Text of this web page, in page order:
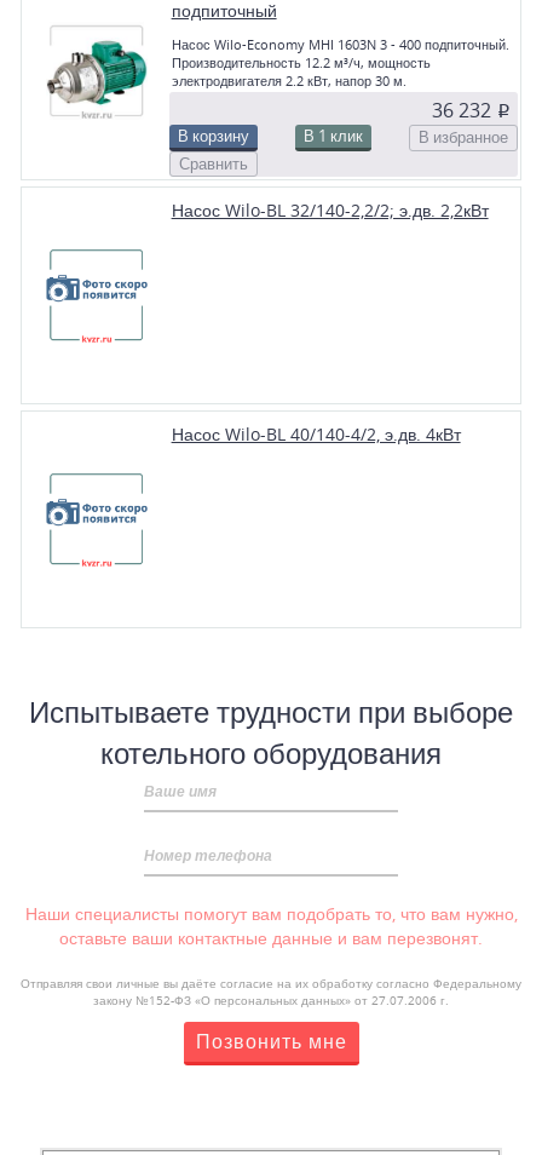
подпиточный
Насос Wilo-Economy MHI 1603N 3 - 400 подпиточный.
Производительность 12.2 м³/ч, мощность
электродвигателя 2.2 кВт, напор 30 м.
36 232 p
В корзину В 1 клик
В избранное
Сравнить
Насос Wilo-BL 32/140-2,2/2; э.дв. 2,2кВт
Насос Wilo-BL 40/140-4/2, э.дв. 4кВт
Испытываете трудности при выборе
котельного оборудования
Ваше имя
Номер телефона
Наши специалисты помогут вам подобрать то, что вам нужно,
оставьте ваши контактные данные и вам перезвонят.
Отправляя свои личные вы даёте согласие на их обработку согласно Федеральному
закону №152-ФЗ «О персональных данных» от 27.07.2006 г.
Позвонить мне